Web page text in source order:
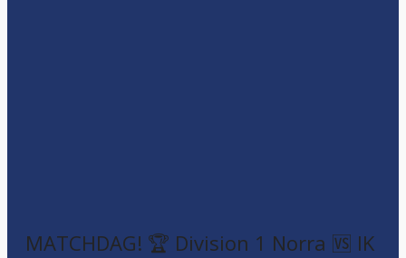
MATCHDAG! 🏆 Division 1 Norra 🆚 IK